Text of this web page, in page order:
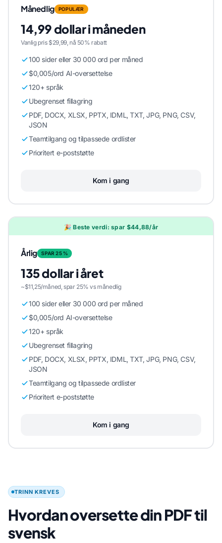
Månedlig POPULÆR
14,99 dollar i måneden
Vanlig pris $29,99, nå 50% rabatt
100 sider eller 30 000 ord per måned
$0,005/ord AI-oversettelse
120+ språk
Ubegrenset fillagring
PDF, DOCX, XLSX, PPTX, IDML, TXT, JPG, PNG, CSV,
JSON
Teamtilgang og tilpassede ordlister
Prioritert e-poststøtte
Kom i gang
🎉 Beste verdi: spar $44,88/år
Årlig SPAR 25 %
135 dollar i året
~$11,25/måned, spar 25% vs månedlig
100 sider eller 30 000 ord per måned
$0,005/ord AI-oversettelse
120+ språk
Ubegrenset fillagring
PDF, DOCX, XLSX, PPTX, IDML, TXT, JPG, PNG, CSV,
JSON
Teamtilgang og tilpassede ordlister
Prioritert e-poststøtte
Kom i gang
TRINN KREVES
Hvordan oversette din PDF til
svensk